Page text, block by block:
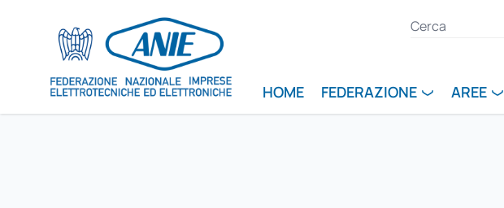
HOME FEDERAZIONE AREE